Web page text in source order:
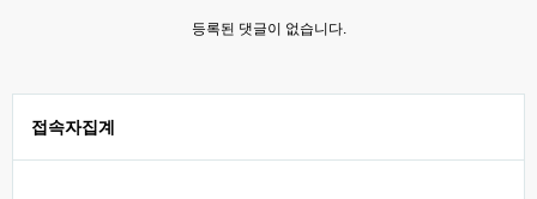
등록된 댓글이 없습니다.
접속자집계